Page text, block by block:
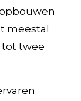
meestal
tot twee